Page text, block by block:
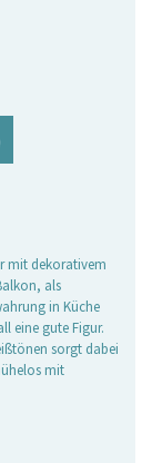
mit dekorativem
als
in Küche
eine gute Figur.
sorgt dabei
mit